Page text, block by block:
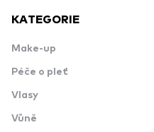
KATEGORIE
Make-up
Péče o pleť
Vlasy
Vůně